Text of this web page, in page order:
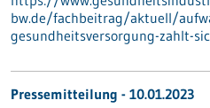
bw.de/fachbeitrag/aktuell/
gesundheitsversorgung-zahlt-
Pressemitteilung - 10.01.2023